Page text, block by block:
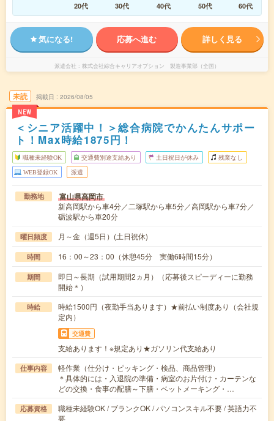
20代
30代 40代 50代 60代
気になる! 応募へ進む 詳しく見る
派遣会社 株式会社綜合キャリアオプション 製造事業部（全国）
未読
NEW
掲載日 2026/08/05
＜シニア活躍中！＞総合病院でかんたんサポー
ト！Max時給1875円！
職種未経験OK 交通費別途支給あり 土日祝日が休み 残業なし
WEB登録OK 派遣
勤務地 富山県高岡市
新高岡駅から車4分／二塚駅から車5分／高岡駅から車7分／
砺波駅から車20分
曜日頻度 月～金（週5日）(土日祝休)
時間 16：00～23：00（休憩45分 実働6時間15分）
期間
即日～長期（試用期間2ヵ月）（応募後スピーディーに勤務
開始＊）
時給
時給1500円（夜勤手当あります）★前払い制度あり（会社規
定内）
交通費
支給あります！※規定あり★ガソリン代支給あり
仕事内容
軽作業（仕分け・ピッキング・検品、商品管理）
＊具体的には・入退院の準備・病室のお片付け・カーテンな
どの交換・食事の配膳～下膳・ベットメーキング・…
応募資格
職種未経験OK / ブランクOK / パソコンスキル不要 / 英語力不
要